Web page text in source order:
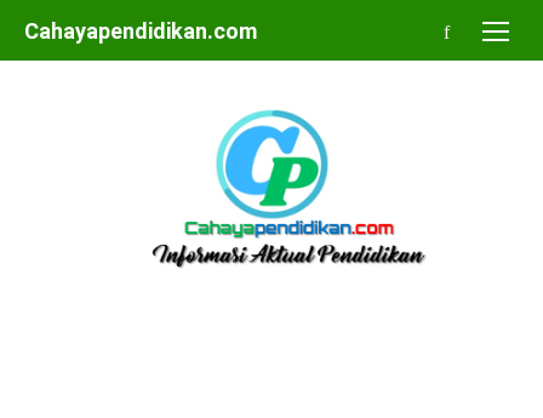
Skip
to
Cahayapendidikan.com